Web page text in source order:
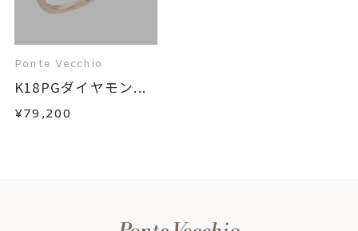
Ponte Vecchio
K18PGダイヤモン...
¥79,200